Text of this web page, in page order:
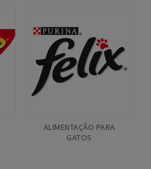
ALIMENTAÇÃO PARA
GATOS